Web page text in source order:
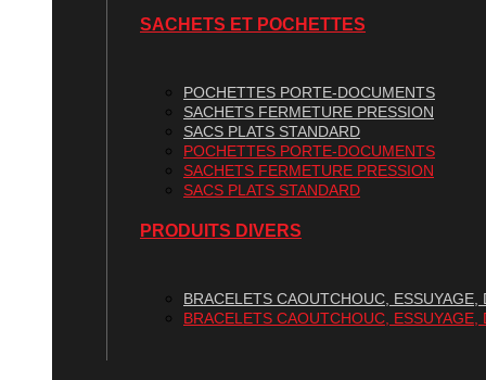
SACHETS ET POCHETTES
POCHETTES PORTE-DOCUMENTS
SACHETS FERMETURE PRESSION
SACS PLATS STANDARD
POCHETTES PORTE-DOCUMENTS
SACHETS FERMETURE PRESSION
SACS PLATS STANDARD
PRODUITS DIVERS
BRACELETS CAOUTCHOUC, ESSUYAGE,
BRACELETS CAOUTCHOUC, ESSUYAGE,